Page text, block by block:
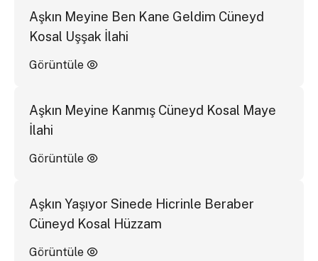
Aşkın Meyine Ben Kane Geldim Cüneyd
Kosal Uşşak İlahi
Görüntüle
Aşkın Meyine Kanmış Cüneyd Kosal Maye
İlahi
Görüntüle
Aşkın Yaşıyor Sinede Hicrinle Beraber
Cüneyd Kosal Hüzzam
Görüntüle